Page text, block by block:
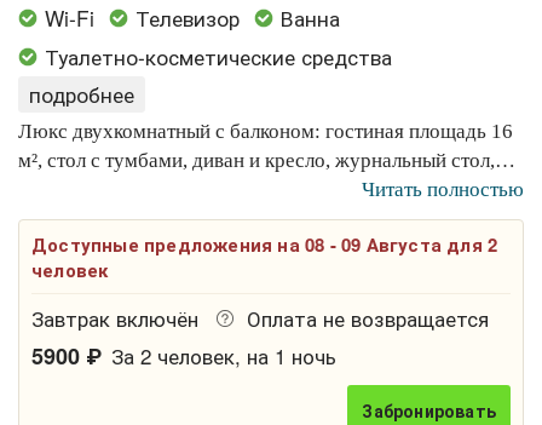
Wi-Fi Телевизор
Ванна
Туалетно-косметические средства
подробнее
Люкс двухкомнатный с балконом: гостиная площадь 16
м², стол с тумбами, диван и кресло, журнальный стол,
стулья, шкаф с багажной полкой, зеркало, ТВ,
холодильник, чайник. Спальня: площадь 11 м²,
двуспальная кровать, прикроватные тумбочки,
туалетный стол, зеркало. Ванная комната: ванна, душ,
фен, косметические принадлежности, халат, тапочки.
Читать полностью
Доступные предложения на 08 - 09 Августа для 2
человек
Завтрак включён Оплата не возвращается
5900 ₽ За 2 человек, на 1 ночь
Забронировать